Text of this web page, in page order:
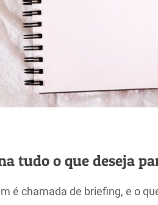
tudo o que deseja
é chamada de briefing, e o